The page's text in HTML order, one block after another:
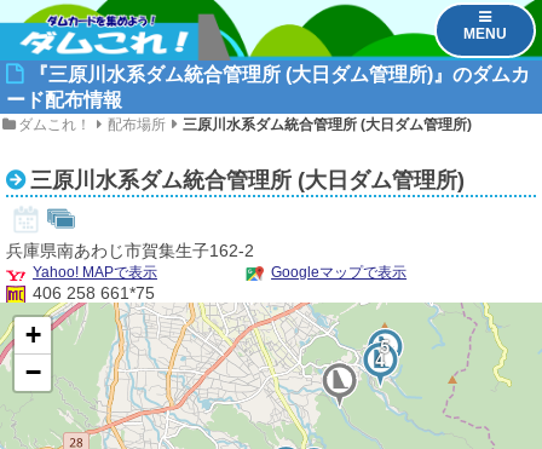
MENU
『三原川水系ダム統合管理所 (大日ダム管理所)』のダムカ
ード配布情報
ダムこれ！ 配布場所 三原川水系ダム統合管理所 (大日ダム管理所)
三原川水系ダム統合管理所 (大日ダム管理所)
兵庫県南あわじ市賀集生子162-2
Yahoo! MAPで表示 Googleマップで表示
406 258 661*75
7
5
4
+
−